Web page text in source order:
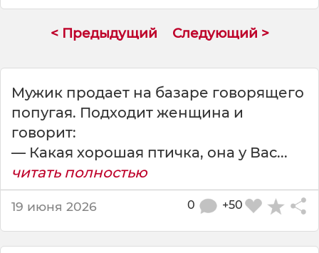
ц
х
н
н
< Предыдущий Следующий >
Mужик продает на базаре говорящего
попугая. Подходит женщина и
говорит:
— Какая хорошая птичка, она у Вас...
читать полностью
19 июня 2026 +50
0